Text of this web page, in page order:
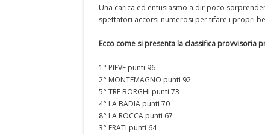
Una carica ed entusiasmo a dir poco
spettatori accorsi numerosi per tifare i propri
Ecco come si presenta la classifica provvisoria
1° PIEVE punti 96
2° MONTEMAGNO punti 92
5° TRE BORGHI punti 73
4° LA BADIA punti 70
8° LA ROCCA punti 67
3° FRATI punti 64